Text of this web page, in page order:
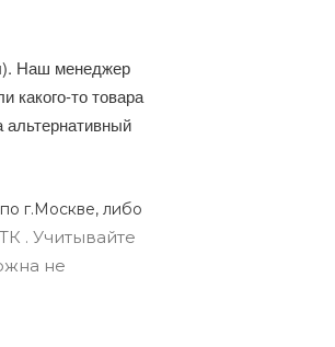
Наш менеджер
какого-то товара
альтернативный
г.Москве, либо
. Учитывайте
не